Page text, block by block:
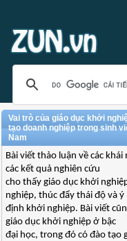
Vai trò của giáo dục khởi
tạo doanh nghiệp trong sinh
Nam
Bài viết thảo luận về các
các kết quả nghiên cứu
cho thấy giáo dục khởi
nghiệp, thúc đẩy thái độ và ý
định khởi nghiệp. Bài viết
giáo dục khởi nghiệp ở bậc
đại học, trong đó có đào tạo